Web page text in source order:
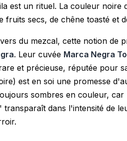
est un rituel. La couleur
fruits secs, de chêne toasté et
du mezcal, cette notion de
. Leur cuvée Marca Negra
et précieuse, réputée pour
est en soi une promesse
sombres en couleur, car
transparaît dans l'intensité de